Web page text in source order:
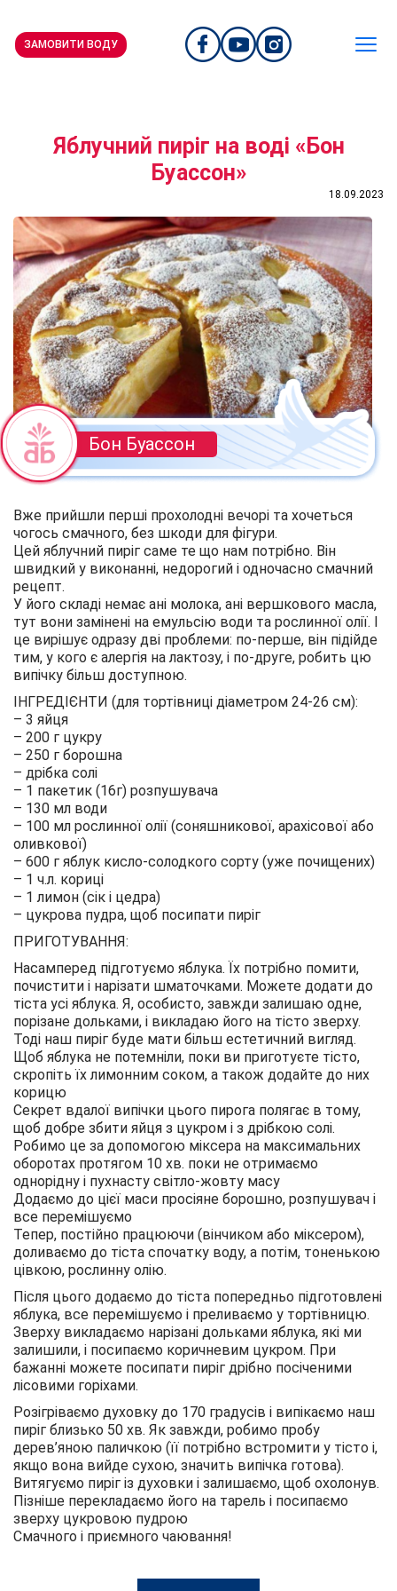
ЗАМОВИТИ ВОДУ
Яблучний пиріг на воді «Бон
Буассон»
18.09.2023
Бон Буассон
Вже прийшли перші прохолодні вечорі та хочеться
чогось смачного, без шкоди для фігури.
Цей яблучний пиріг саме те що нам потрібно. Він
швидкий у виконанні, недорогий і одночасно смачний
рецепт.
У його складі немає ані молока, ані вершкового масла,
тут вони замінені на емульсію води та рослинної олії. І
це вирішує одразу дві проблеми: по-перше, він підійде
тим, у кого є алергія на лактозу, і по-друге, робить цю
випічку більш доступною.
ІНГРЕДІЄНТИ (для тортівниці діаметром 24-26 см):
– 3 яйця
– 200 г цукру
– 250 г борошна
– дрібка солі
– 1 пакетик (16г) розпушувача
– 130 мл води
– 100 мл рослинної олії (соняшникової, арахісової або
оливкової)
– 600 г яблук кисло-солодкого сорту (уже почищених)
– 1 ч.л. кориці
– 1 лимон (сік і цедра)
– цукрова пудра, щоб посипати пиріг
ПРИГОТУВАННЯ:
Насамперед підготуємо яблука. Їх потрібно помити,
почистити і нарізати шматочками. Можете додати до
тіста усі яблука. Я, особисто, завжди залишаю одне,
порізане дольками, і викладаю його на тісто зверху.
Тоді наш пиріг буде мати більш естетичний вигляд.
Щоб яблука не потемніли, поки ви приготуєте тісто,
скропіть їх лимонним соком, а також додайте до них
корицю
Секрет вдалої випічки цього пирога полягає в тому,
щоб добре збити яйця з цукром і з дрібкою солі.
Робимо це за допомогою міксера на максимальних
оборотах протягом 10 хв. поки не отримаємо
однорідну і пухнасту світло-жовту масу
Додаємо до цієї маси просіяне борошно, розпушувач і
все перемішуємо
Тепер, постійно працюючи (вінчиком або міксером),
доливаємо до тіста спочатку воду, а потім, тоненькою
цівкою, рослинну олію.
Після цього додаємо до тіста попередньо підготовлені
яблука, все перемішуємо і преливаємо у тортівницю.
Зверху викладаємо нарізані дольками яблука, які ми
залишили, і посипаємо коричневим цукром. При
бажанні можете посипати пиріг дрібно посіченими
лісовими горіхами.
Розігріваємо духовку до 170 градусів і випікаємо наш
пиріг близько 50 хв. Як завжди, робимо пробу
дерев’яною паличкою (її потрібно встромити у тісто і,
якщо вона вийде сухою, значить випічка готова).
Витягуємо пиріг із духовки і залишаємо, щоб охолонув.
Пізніше перекладаємо його на тарель і посипаємо
зверху цукровою пудрою
Смачного і приємного чаювання!